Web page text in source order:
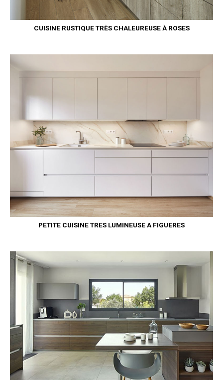
CUISINE RUSTIQUE TRÈS CHALEUREUSE À ROSES
PETITE CUISINE TRES LUMINEUSE A FIGUERES